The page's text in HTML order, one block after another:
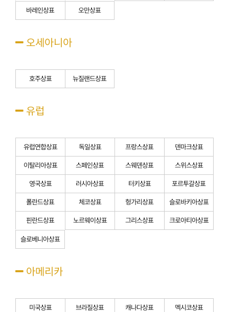
바레인상표 오만상표
오세아니아
호주상표 뉴질랜드상표
유럽
유럽연합상표 독일상표 프랑스상표 덴마크상표
이탈리아상표 스페인상표 스웨덴상표 스위스상표
영국상표 러시아상표 터키상표 포르투갈상표
폴란드상표 체코상표 헝가리상표 슬로바키아상표
핀란드상표 노르웨이상표 그리스상표 크로아티아상표
슬로베니아상표
아메리카
미국상표 브라질상표 캐나다상표 멕시코상표